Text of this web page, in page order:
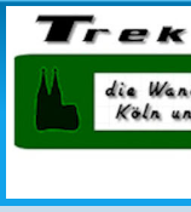
trekcologne.de
Wanderungen rund um Köln